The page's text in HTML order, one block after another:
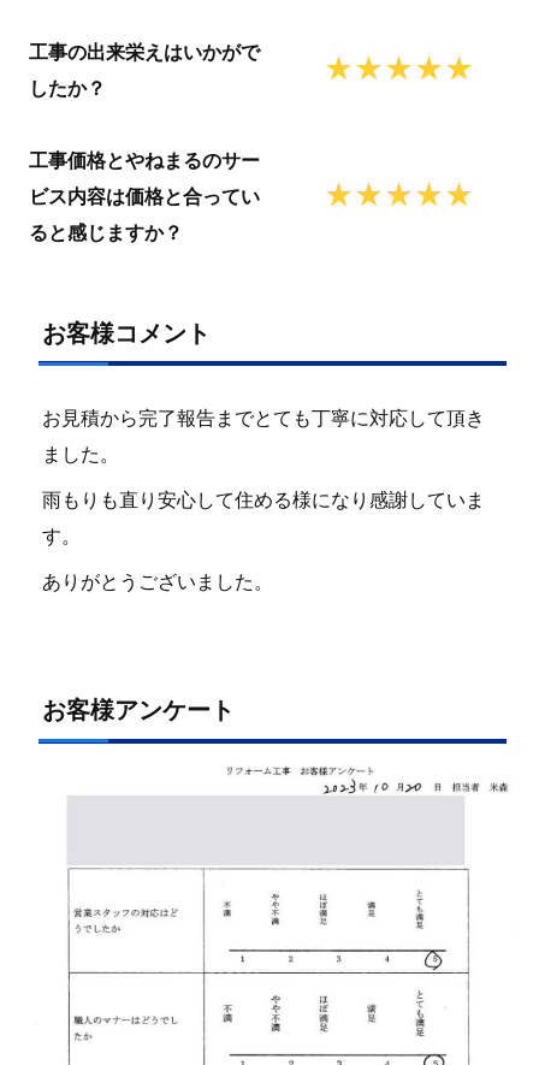
工事の出来栄えはいかがで
したか？
工事価格とやねまるのサー
ビス内容は価格と合ってい
ると感じますか？
お客様コメント
お見積から完了報告までとても丁寧に対応して頂き
ました。
雨もりも直り安心して住める様になり感謝していま
す。
ありがとうございました。
お客様アンケート